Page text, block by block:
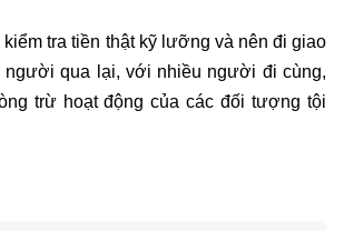
kiểm tra tiền thật kỹ lưỡng và nên đi giao
người qua lại, với nhiều người đi cùng,
trừ hoạt động của các đối tượng tội